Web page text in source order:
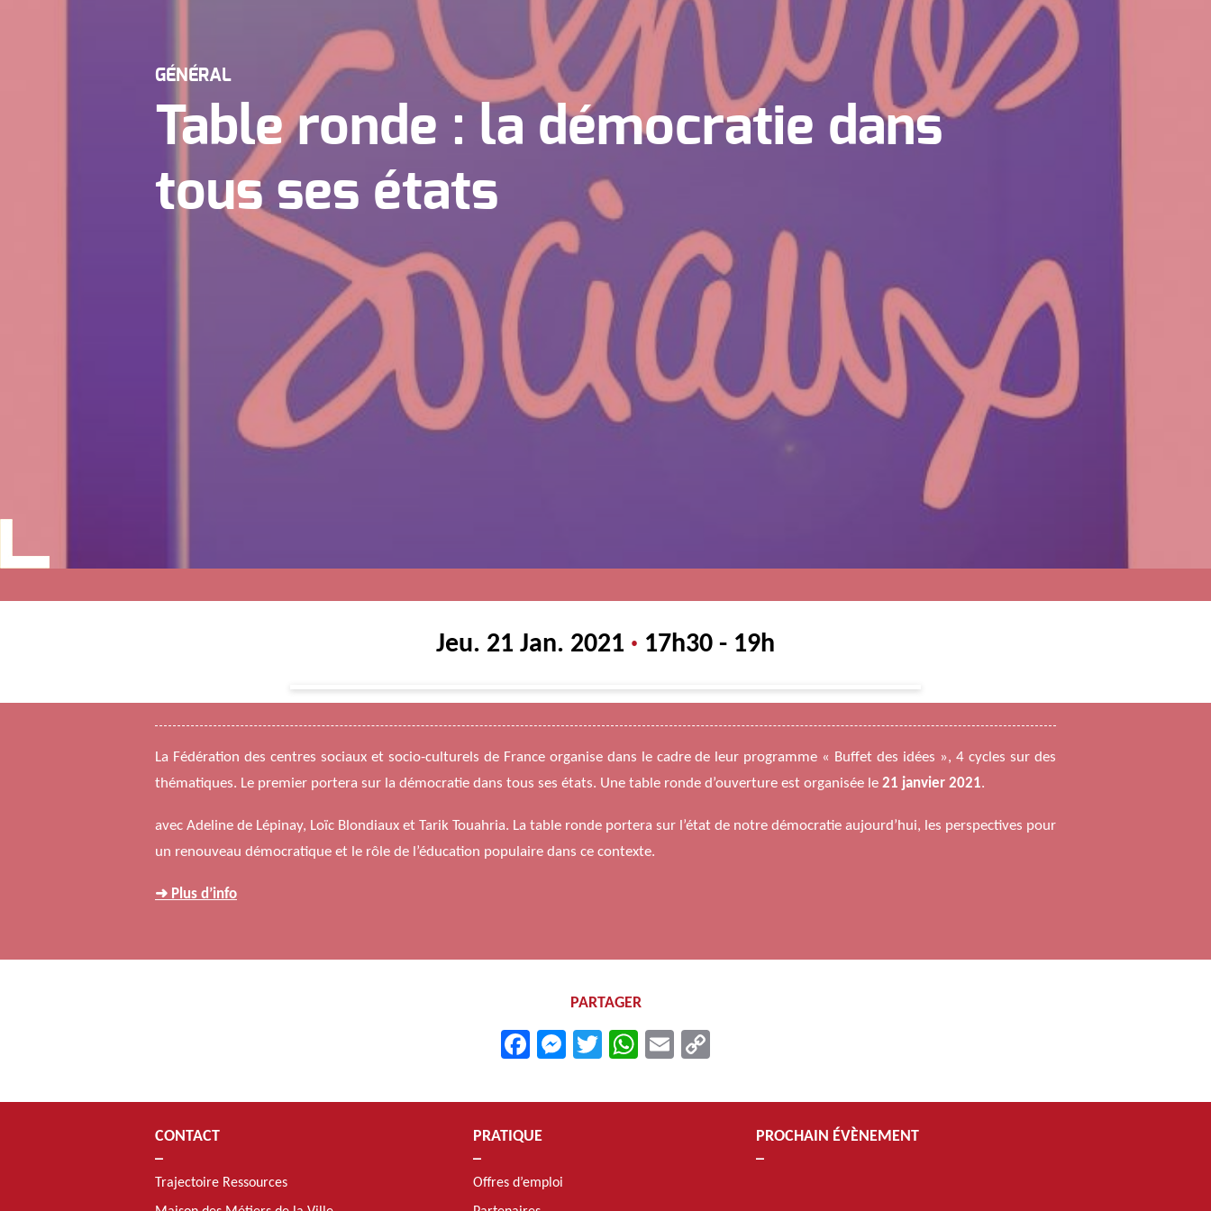
GÉNÉRAL
Table ronde : la démocratie dans
tous ses états
Jeu. 21 Jan. 2021 · 17h30 - 19h
La Fédération des centres sociaux et socio-culturels de France organise dans le cadre de leur programme « Buffet des idées », 4 cycles sur des
thématiques. Le premier portera sur la démocratie dans tous ses états. Une table ronde d’ouverture est organisée le 21 janvier 2021.
avec Adeline de Lépinay, Loïc Blondiaux et Tarik Touahria. La table ronde portera sur l’état de notre démocratie aujourd’hui, les perspectives pour
un renouveau démocratique et le rôle de l’éducation populaire dans ce contexte.
➜ Plus d’info
PARTAGER
Facebook
Messenger
TwitterWhatsApp
Email
CONTACT
Trajectoire Ressources
PRATIQUE
Offres d’emploi
PROCHAIN ÉVÈNEMENT